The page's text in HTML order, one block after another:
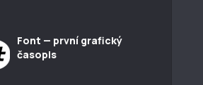
Font — první grafický
časopis